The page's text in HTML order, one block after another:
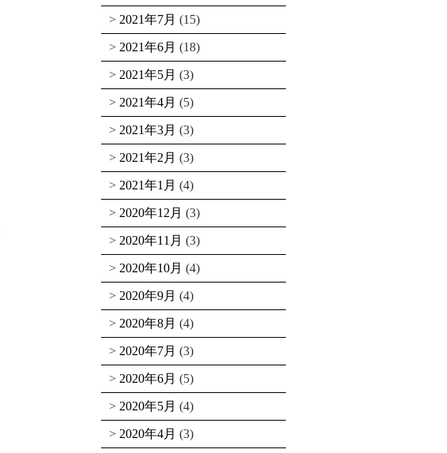
2021年7月 (15)
2021年6月 (18)
2021年5月 (3)
2021年4月 (5)
2021年3月 (3)
2021年2月 (3)
2021年1月 (4)
2020年12月 (3)
2020年11月 (3)
2020年10月 (4)
2020年9月 (4)
2020年8月 (4)
2020年7月 (3)
2020年6月 (5)
2020年5月 (4)
2020年4月 (3)